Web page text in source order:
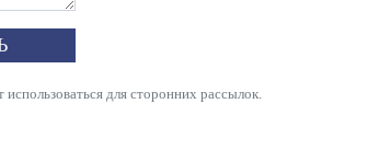
для сторонних рассылок.